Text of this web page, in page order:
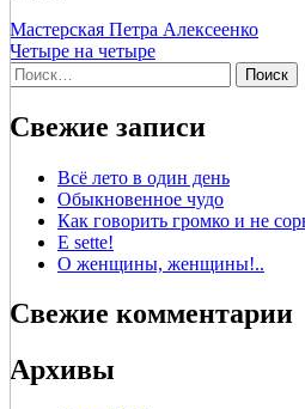
Мастерская Петра Алексеенко
Четыре на четыре
Найти:
Свежие записи
Всё лето в один день
Обыкновенное чудо
Как говорить громко и не
Е sette!
О женщины, женщины!..
Свежие комментарии
Архивы